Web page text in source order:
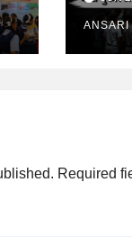
लिए
किसी
ANSARI
Required